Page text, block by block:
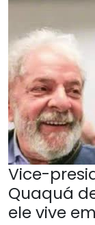
Vice-
Quaquá
ele vive